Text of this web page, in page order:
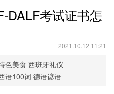
DALF考试证书怎
2021.10.12 11:21
色美食 西班牙礼仪
语100词 德语谚语